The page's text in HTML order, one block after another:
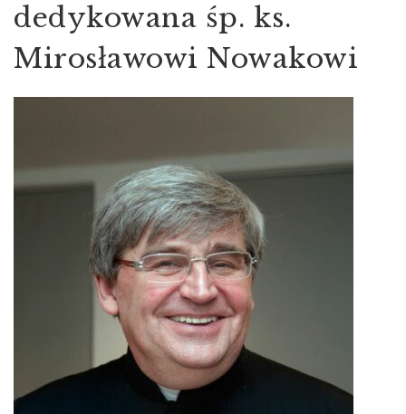
dedykowana śp. ks.
Mirosławowi Nowakowi